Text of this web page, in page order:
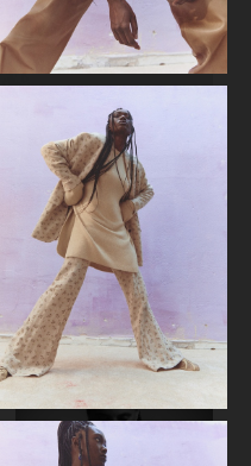
ELLE SWEDEN